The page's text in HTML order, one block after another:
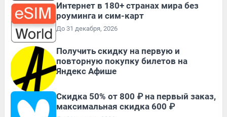
Интернет в 180+ странах мира без
роуминга и сим-карт
До 31 декабря, 2026
Получить скидку на первую и
повторную покупку билетов на
Яндекс Афише
Скидка 50% от 800 ₽ на первый заказ,
максимальная скидка 600 ₽